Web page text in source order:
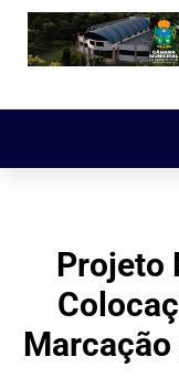
Projeto
Marcação